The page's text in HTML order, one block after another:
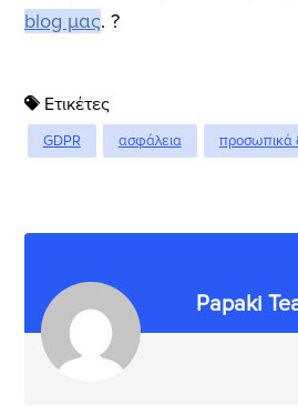
blog μας. ?
Ετικέτες
GDPR ασφάλεια προσωπικά
Papaki